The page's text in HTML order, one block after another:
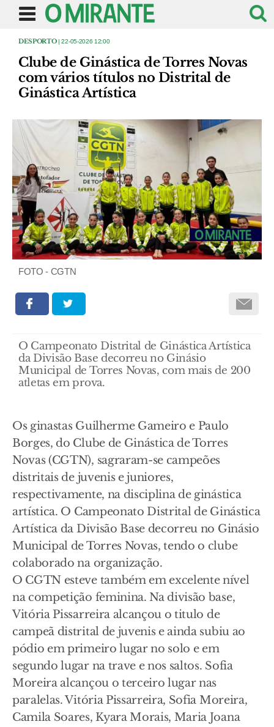
DESPORTO| 22-05-2026 12:00
Clube de Ginástica de Torres Novas
com vários títulos no Distrital de
Ginástica Artística
FOTO - CGTN
O Campeonato Distrital de Ginástica Artística
da Divisão Base decorreu no Ginásio
Municipal de Torres Novas, com mais de 200
atletas em prova.
Os ginastas Guilherme Gameiro e Paulo
Borges, do Clube de Ginástica de Torres
Novas (CGTN), sagraram-se campeões
distritais de juvenis e juniores,
respectivamente, na disciplina de ginástica
artística. O Campeonato Distrital de Ginástica
Artística da Divisão Base decorreu no Ginásio
Municipal de Torres Novas, tendo o clube
colaborado na organização.
O CGTN esteve também em excelente nível
na competição feminina. Na divisão base,
Vitória Pissarreira alcançou o titulo de
campeã distrital de juvenis e ainda subiu ao
pódio em primeiro lugar no solo e em
segundo lugar na trave e nos saltos. Sofia
Moreira alcançou o terceiro lugar nas
paralelas. Vitória Pissarreira, Sofia Moreira,
Camila Soares, Kyara Morais, Maria Joana